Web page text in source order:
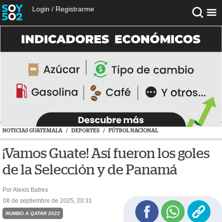
Login / Registrarme
NOTICIAS GUATEMALA / DEPORTES / FÚTBOL NACIONAL
¡Vamos Guate! Así fueron los goles
de la Selección y de Panamá
Por Alexis Batres
08 de septiembre de 2025, 20:31
RUMBO A QATAR 2022